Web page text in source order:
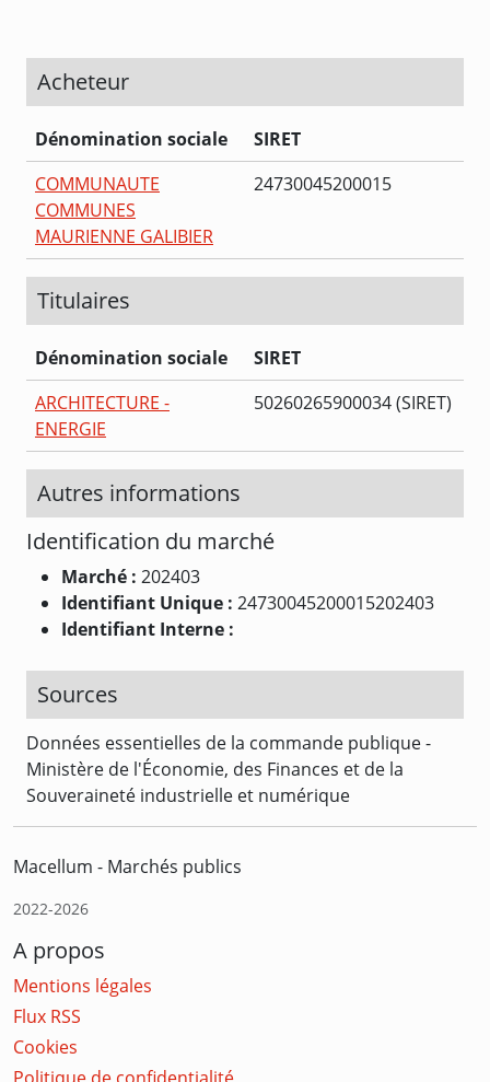
Acheteur
Dénomination sociale
SIRET
COMMUNAUTE
COMMUNES
MAURIENNE GALIBIER
24730045200015
Titulaires
Dénomination sociale
SIRET
ARCHITECTURE -
ENERGIE
50260265900034 (SIRET)
Autres informations
Identification du marché
Marché : 202403
Identifiant Unique : 24730045200015202403
Identifiant Interne :
Sources
Données essentielles de la commande publique -
Ministère de l'Économie, des Finances et de la
Souveraineté industrielle et numérique
Macellum - Marchés publics
2022-2026
A propos
Mentions légales
Flux RSS
Cookies